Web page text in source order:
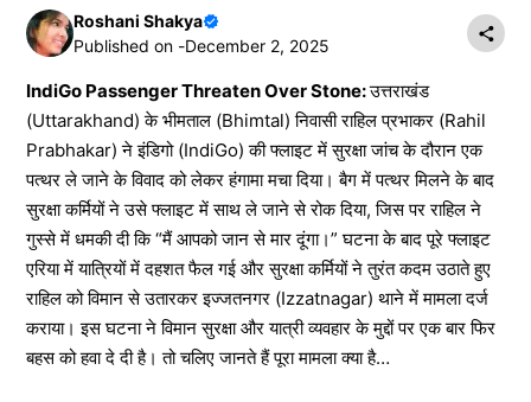
Roshani Shakya
Published on -December 2, 2025
IndiGo Passenger Threaten Over Stone:उत्तराखंड
(Uttarakhand) के भीमताल (Bhimtal) निवासी राहिल प्रभाकर (Rahil
Prabhakar) ने इंडिगो (IndiGo) की फ्लाइट में सुरक्षा जांच के दौरान एक
पत्थर ले जाने के विवाद को लेकर हंगामा मचा दिया। बैग में पत्थर मिलने के बाद
सुरक्षा कर्मियों ने उसे फ्लाइट में साथ ले जाने से रोक दिया, जिस पर राहिल ने
गुस्से में धमकी दी कि “मैं आपको जान से मार दूंगा।” घटना के बाद पूरे फ्लाइट
एरिया में यात्रियों में दहशत फैल गई और सुरक्षा कर्मियों ने तुरंत कदम उठाते हुए
राहिल को विमान से उतारकर इज्जतनगर (Izzatnagar) थाने में मामला दर्ज
कराया। इस घटना ने विमान सुरक्षा और यात्री व्यवहार के मुद्दों पर एक बार फिर
बहस को हवा दे दी है। तो चलिए जानते हैं पूरा मामला क्या है…